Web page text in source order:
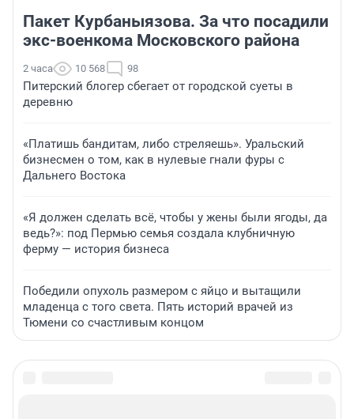
Пакет Курбаныязова. За что посадили
экс-военкома Московского района
2 часа 10 568 98
Питерский блогер сбегает от городской суеты в
деревню
«Платишь бандитам, либо стреляешь». Уральский
бизнесмен о том, как в нулевые гнали фуры с
Дальнего Востока
«Я должен сделать всё, чтобы у жены были ягоды, да
ведь?»: под Пермью семья создала клубничную
ферму — история бизнеса
Победили опухоль размером с яйцо и вытащили
младенца с того света. Пять историй врачей из
Тюмени со счастливым концом